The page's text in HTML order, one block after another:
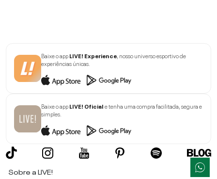
Baixe o appLIVE! Experience, nosso universo esportivo de
experiências únicas.
Baixe o appLIVE! Oficiale tenha uma compra facilitada, segura e
simples.
Sobre a LIVE!